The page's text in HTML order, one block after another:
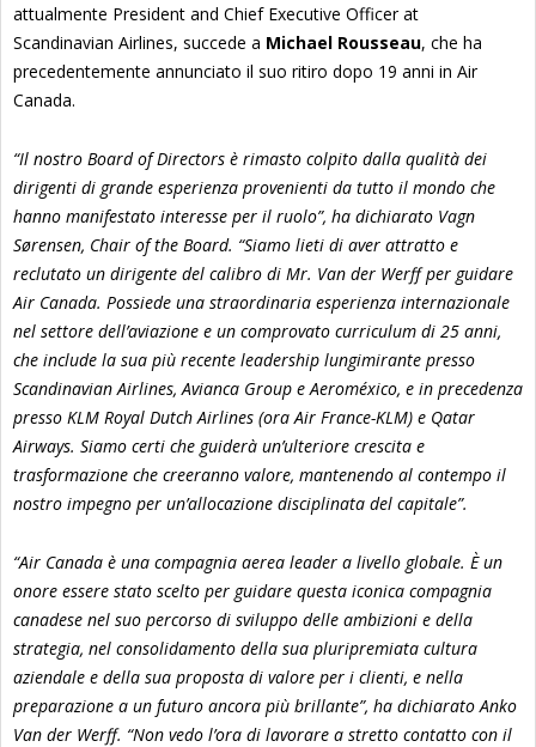
attualmente President and Chief Executive Officer at
Scandinavian Airlines, succede a Michael Rousseau, che ha
precedentemente annunciato il suo ritiro dopo 19 anni in Air
Canada.
“Il nostro Board of Directors è rimasto colpito dalla qualità dei
dirigenti di grande esperienza provenienti da tutto il mondo che
hanno manifestato interesse per il ruolo”, ha dichiarato Vagn
Sørensen, Chair of the Board. “Siamo lieti di aver attratto e
reclutato un dirigente del calibro di Mr. Van der Werff per guidare
Air Canada. Possiede una straordinaria esperienza internazionale
nel settore dell’aviazione e un comprovato curriculum di 25 anni,
che include la sua più recente leadership lungimirante presso
Scandinavian Airlines, Avianca Group e Aeroméxico, e in precedenza
presso KLM Royal Dutch Airlines (ora Air France-KLM) e Qatar
Airways. Siamo certi che guiderà un’ulteriore crescita e
trasformazione che creeranno valore, mantenendo al contempo il
nostro impegno per un’allocazione disciplinata del capitale”.
“Air Canada è una compagnia aerea leader a livello globale. È un
onore essere stato scelto per guidare questa iconica compagnia
canadese nel suo percorso di sviluppo delle ambizioni e della
strategia, nel consolidamento della sua pluripremiata cultura
aziendale e della sua proposta di valore per i clienti, e nella
preparazione a un futuro ancora più brillante”, ha dichiarato Anko
Van der Werff. “Non vedo l’ora di lavorare a stretto contatto con il